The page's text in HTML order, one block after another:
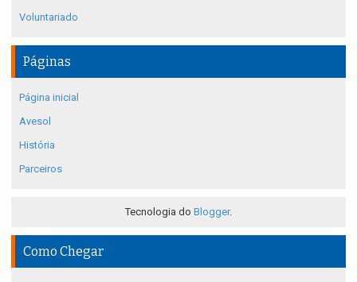
Voluntariado
Páginas
Página inicial
Avesol
História
Parceiros
Tecnologia do Blogger.
Como Chegar